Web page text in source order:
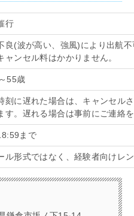
行
良(波が高い、強風)により出航
ャンセル料はかかりません。
55歳
刻に遅れた場合は、キャンセル
す。遅れる場合は事前にご連絡
まで
ル形式ではなく、経験者向けレ